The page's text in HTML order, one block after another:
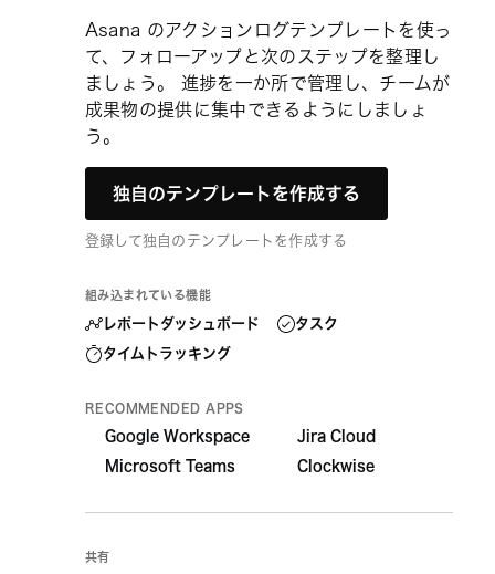
Asana のアクションログテンプレートを使っ
て、フォローアップと次のステップを整理し
ましょう。 進捗を一か所で管理し、チームが
成果物の提供に集中できるようにしましょ
う。
独自のテンプレートを作成する
登録して独自のテンプレートを作成する
組み込まれている機能
レポートダッシュボード タスク
タイムトラッキング
RECOMMENDED APPS
Google Workspace Jira Cloud
Microsoft Teams Clockwise
共有